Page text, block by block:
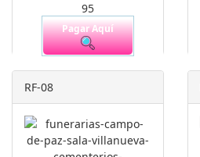
95
Pagar Aquí
RF-08